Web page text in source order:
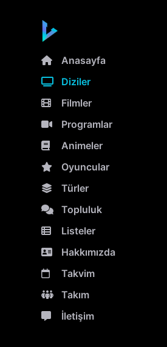
Anasayfa
Diziler
Filmler
Programlar
Animeler
Oyuncular
Türler
Topluluk
Listeler
Hakkımızda
Takvim
Takım
İletişim